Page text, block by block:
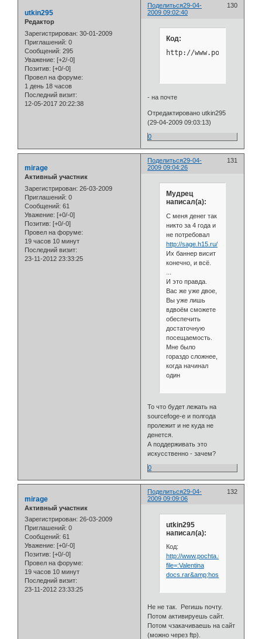
Поделиться 130
29-04-
2009 09:02:40
utkin295
Редактор
Зарегистрирован: 30-01-2009
Приглашений: 0
Сообщений: 295
Уважение: [+2/-0]
Позитив: [+0/-0]
Провел на форуме:
1 день 18 часов
Последний визит:
12-05-2017 20:22:38
Код:
http://www.pochta.ru/
- на почте
Отредактировано utkin295
(29-04-2009 09:03:13)
0
Поделиться 131
29-04-
2009 09:04:26
mirage
Активный участник
Зарегистрирован: 26-03-2009
Приглашений: 0
Сообщений: 61
Уважение: [+0/-0]
Позитив: [+0/-0]
Провел на форуме:
19 часов 10 минут
Последний визит:
23-11-2012 23:33:25
Мудрец
написал(а):
С меня денег так
никто за 4 года и
не потребовал
http://sage.h15.ru/
Их баннер висит
конечно, и всё.
И это правда.
Вас же уже двое,
Вы уже лишь
вдвоём сможете
обеспечить
достаточную
посещаемость.
Мне было
гораздо сложнее,
когда начинал
один
То что будет лежать на
sourcefoge-е и полгода
пролежит и не куда не
денется.
А поддерживать это
искусственно - зачем?
0
Поделиться 132
29-04-
2009 09:09:06
mirage
Активный участник
Зарегистрирован: 26-03-2009
Приглашений: 0
Сообщений: 61
Уважение: [+0/-0]
Позитив: [+0/-0]
Провел на форуме:
19 часов 10 минут
Последний визит:
23-11-2012 23:33:25
utkin295
написал(а):
Код:
http://www.pochta.ru/
file=:Valentina
Не не так. Регишь почту.
Потом активируешь сайт.
Потом чзакачиваешь на сайт
(можно через ftp).